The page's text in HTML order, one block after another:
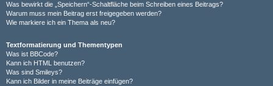
Was bewirkt die „Speichern“-Schaltfläche beim Schreiben eines Beitrags?
Warum muss mein Beitrag erst freigegeben werden?
Wie markiere ich ein Thema als neu?
Textformatierung und Thementypen
Was ist BBCode?
Kann ich HTML benutzen?
Was sind Smileys?
Kann ich Bilder in meine Beiträge einfügen?